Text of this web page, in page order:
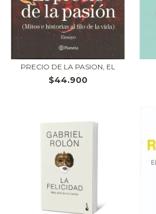
PRECIO DE LA PASION, EL
$44.900